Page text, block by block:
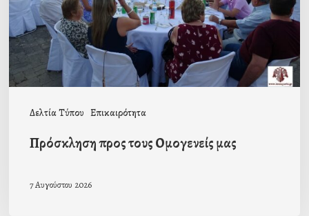
Δελτία Τύπου Επικαιρότητα
Πρόσκληση προς τους Ομογενείς μας
7 Αυγούστου 2026